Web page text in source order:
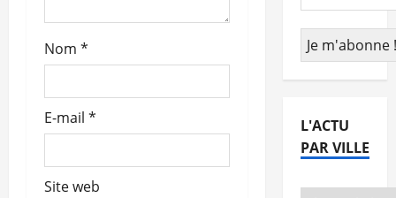
t
i
c
l
e
Nom *
E-mail *
Site web
L'ACTU
PAR VILLE